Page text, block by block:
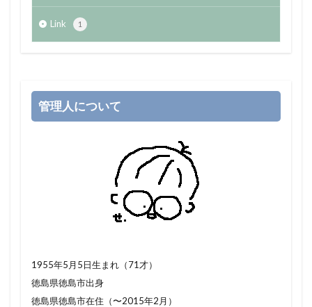
Link 1
管理人について
1955年5月5日生まれ（71才）
徳島県徳島市出身
徳島県徳島市在住（〜2015年2月）